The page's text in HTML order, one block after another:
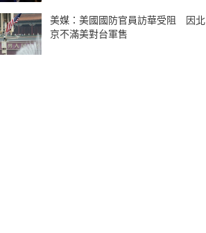
美媒：美國國防官員訪華受阻 因北
京不滿美對台軍售